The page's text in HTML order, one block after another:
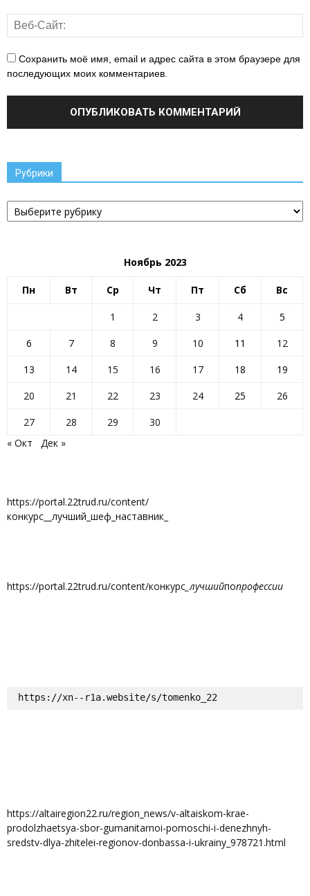
Сохранить моё имя, email и адрес сайта в этом браузере для
последующих моих комментариев.
Рубрики
Рубрики
Ноябрь 2023
Пн Вт Ср Чт Пт Сб Вс
1 2 3 4
5
6
7 8 9 10 11
12
13
14 15 16 17 18
19
20
21 22 23 24 25
26
27
28 29
30
« Окт
Дек »
https://portal.22trud.ru/content/
конкурс__лучший_шеф_наставник_
https://portal.22trud.ru/content/конкурс _лучшийпопрофессии
https://xn--r1a.website/s/tomenko_22
https://altairegion22.ru/region_news/v-altaiskom-krae-
prodolzhaetsya-sbor-gumanitarnoi-pomoschi-i-denezhnyh-
sredstv-dlya-zhitelei-regionov-donbassa-i-ukrainy_978721.html